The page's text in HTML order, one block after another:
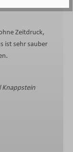
Zeitdruck,
ist sehr sauber
Knappstein